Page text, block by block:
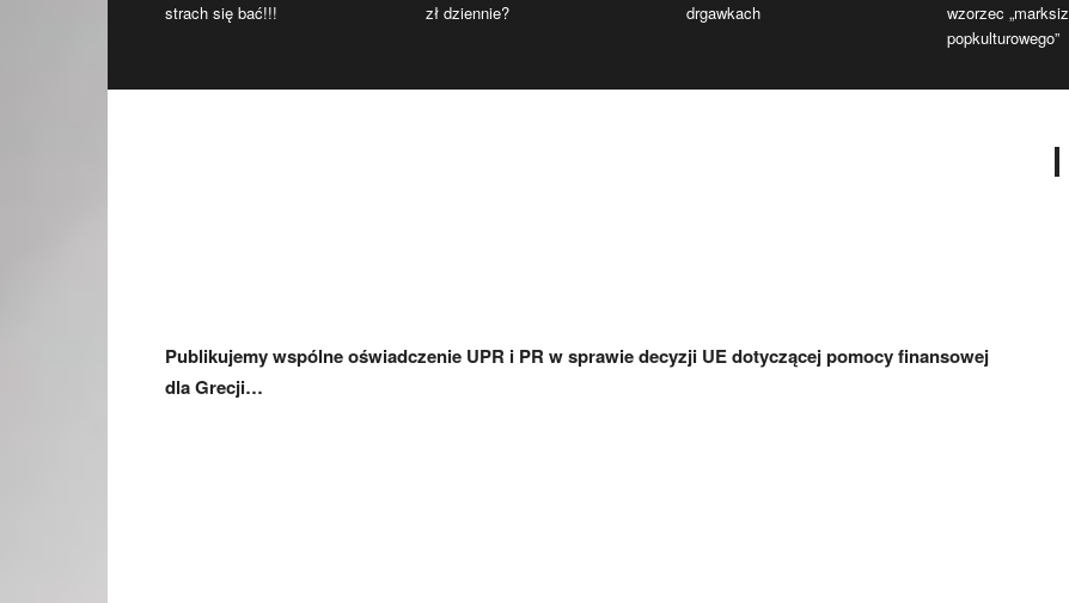
strach się bać!!!
zł dziennie?
drgawkach
wzorzec
popkulturowego”
Publikujemy wspólne oświadczenie UPR i PR w sprawie decyzji UE dotyczącej pomocy finansowej
dla Grecji…